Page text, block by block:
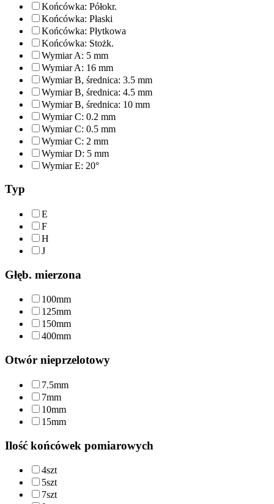
Końcówka: Półokr.
Końcówka: Płaski
Końcówka: Płytkowa
Końcówka: Stożk.
Wymiar A: 5 mm
Wymiar A: 16 mm
Wymiar B, średnica: 3.5 mm
Wymiar B, średnica: 4.5 mm
Wymiar B, średnica: 10 mm
Wymiar C: 0.2 mm
Wymiar C: 0.5 mm
Wymiar C: 2 mm
Wymiar D: 5 mm
Wymiar E: 20°
Typ
E
F
H
J
Głęb. mierzona
100mm
125mm
150mm
400mm
Otwór nieprzelotowy
7.5mm
7mm
10mm
15mm
Ilość końcówek pomiarowych
4szt
5szt
7szt